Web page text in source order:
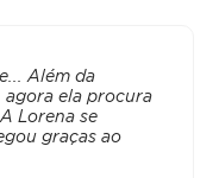
Além da
ela procura
Lorena se
graças ao